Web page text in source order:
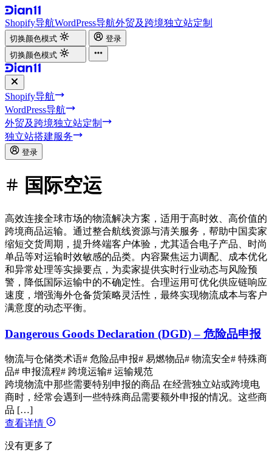
Shopify导航WordPress导航外贸及跨境独立站定制
切换颜色模式
登录
切换颜色模式
Shopify导航
WordPress导航
外贸及跨境独立站定制
独立站搭建服务
登录
国际空运
高效连接全球市场的物流解决方案，适用于高时效、高价值的
跨境商品运输。通过整合航线资源与清关服务，帮助中国卖家
缩短交货周期，提升终端客户体验，尤其适合电子产品、时尚
单品等对运输时效敏感的品类。内容聚焦运力调配、成本优化
和异常处理等实操要点，为卖家提供实时行业动态与风险预
警，降低国际运输中的不确定性。合理运用可优化供应链响应
速度，增强海外仓备货策略灵活性，最终实现物流成本与客户
满意度的动态平衡。
Dangerous Goods Declaration (DGD) – 危险品申报
物流与仓储类术语# 危险品申报# 易燃物品# 物流安全# 特殊商
品# 申报流程# 跨境运输# 运输规范
跨境物流中那些需要特别申报的商品 在经营独立站或跨境电
商时，经常会遇到一些特殊商品需要额外申报的情况。这些商
品 […]
查看详情
没有更多了